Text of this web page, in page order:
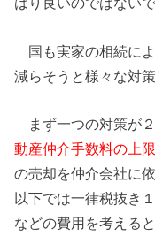
国も実家の相続に
減らそうと様々な対
まず一つの対策が
動産仲介手数料の上限
の売却を仲介会社に
以下では一律税抜き
などの費用を考える